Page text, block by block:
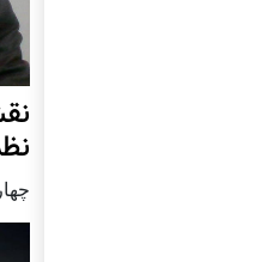
چهار